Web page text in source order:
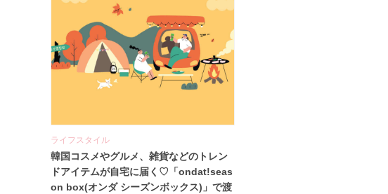
ライフスタイル
韓国コスメやグルメ、雑貨などのトレン
ドアイテムが自宅に届く♡「ondat!seas
on box(オンダ シーズンボックス)」で渡